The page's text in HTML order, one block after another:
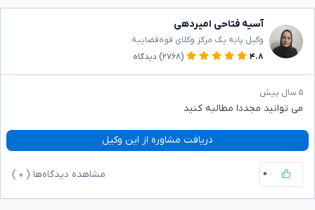
آسیه فتاحی امیردهی
وکیل پایه یک مرکز وکلای قوه‌قضاییه
۴.۸
(۲۷۶۸) دیدگاه
۵ سال پیش
می توانید مجددا مطالبه کنید
دریافت مشاوره از این وکیل
۰ مشاهده دیدگاه‌ها ( ۰